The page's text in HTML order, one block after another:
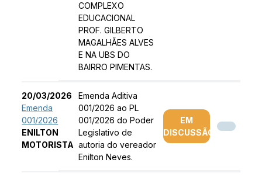
COMPLEXO
EDUCACIONAL
PROF. GILBERTO
MAGALHÃES ALVES
E NA UBS DO
BAIRRO PIMENTAS.
20/03/2026
Emenda
001/2026
ENILTON
MOTORISTA
Emenda Aditiva
001/2026 ao PL
001/2026 do Poder
Legislativo de
autoria do vereador
Enilton Neves.
EM
DISCUSSÃO